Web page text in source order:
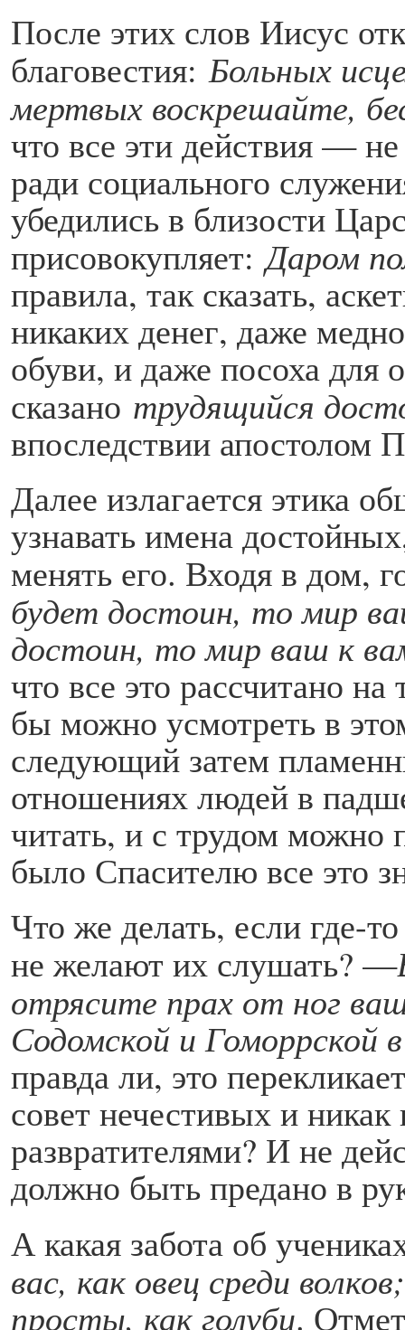
После этих слов Иисус
благовестия:Больных
мертвых воскрешайте,
что все эти действия —
ради социального
убедились в близости
присовокупляет:Даром
правила, так сказать,
никаких денег, даже
обуви, и даже посоха для
сказано трудящийся
впоследствии апостолом
Далее излагается этика
узнавать имена
менять его. Входя в дом,
будет достоин, то мир
достоин, то мир ваш к
что все это рассчитано
бы можно усмотреть в
следующий затем
отношениях людей в
читать, и с трудом можно
было Спасителю все это
Что же делать, если где-
не желают их слушать? —
отрясите прах от ног
Содомской и Гоморрской
правда ли, это
совет нечестивых и
развратителями? И не
должно быть предано в
А какая забота об
вас, как овец среди
просты, как голуби.